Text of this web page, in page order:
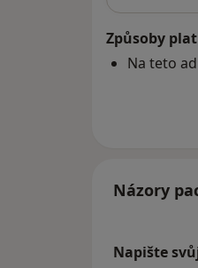
Způsoby
Na teto
Názory
Napište